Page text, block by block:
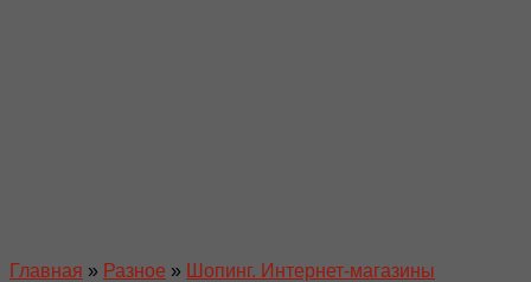
Главная » Разное » Шопинг. Интернет-магазины